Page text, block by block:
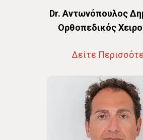
Dr. Αντωνόπουλος
Oρθοπεδικός
Δείτε